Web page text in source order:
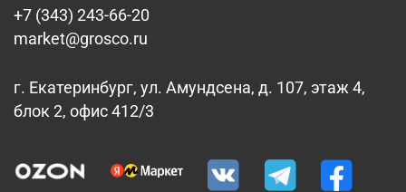
+7 (343) 243-66-20
market@grosco.ru
г. Екатеринбург, ул. Амундсена, д. 107, этаж 4,
блок 2, офис 412/3